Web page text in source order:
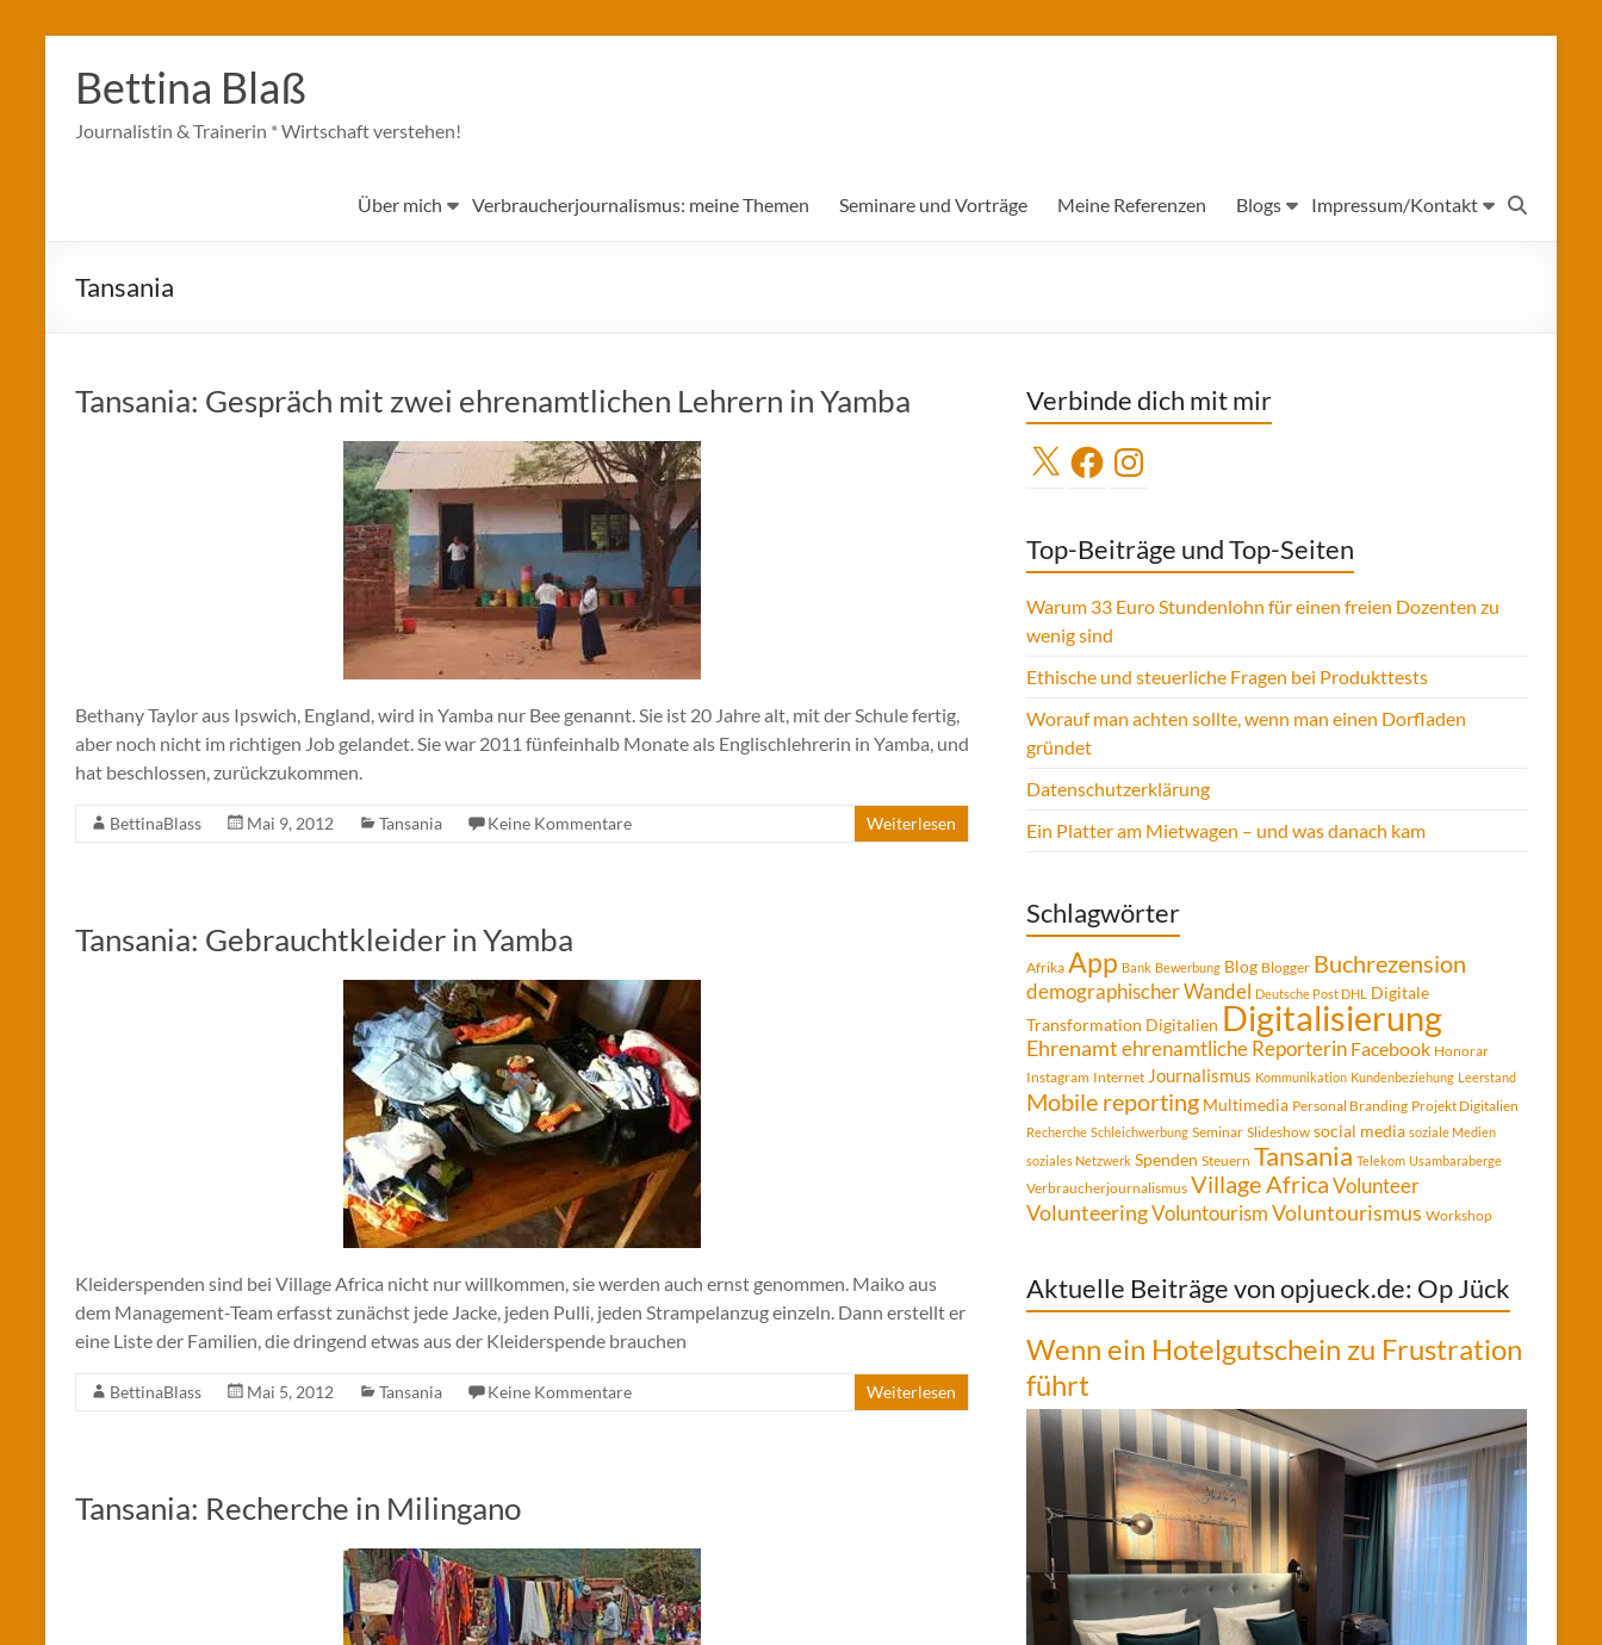
Inhalt
springen
Bettina Blaß
Journalistin & Trainerin * Wirtschaft verstehen!
Über mich Verbraucherjournalismus: meine Themen Seminare und Vorträge Meine Referenzen Blogs Impressum/Kontakt
Tansania
Tansania: Gespräch mit zwei ehrenamtlichen Lehrern in Yamba
Bethany Taylor aus Ipswich, England, wird in Yamba nur Bee genannt. Sie ist 20 Jahre alt, mit der Schule fertig,
aber noch nicht im richtigen Job gelandet. Sie war 2011 fünfeinhalb Monate als Englischlehrerin in Yamba, und
hat beschlossen, zurückzukommen.
BettinaBlass Mai 9, 2012 Tansania Keine Kommentare Weiterlesen
Tansania: Gebrauchtkleider in Yamba
Kleiderspenden sind bei Village Africa nicht nur willkommen, sie werden auch ernst genommen. Maiko aus
dem Management-Team erfasst zunächst jede Jacke, jeden Pulli, jeden Strampelanzug einzeln. Dann erstellt er
eine Liste der Familien, die dringend etwas aus der Kleiderspende brauchen
BettinaBlass Mai 5, 2012 Tansania Keine Kommentare Weiterlesen
Tansania: Recherche in Milingano
Verbinde dich mit mir
X FacebookInstagram
Top-Beiträge und Top-Seiten
Warum 33 Euro Stundenlohn für einen freien Dozenten zu
wenig sind
Ethische und steuerliche Fragen bei Produkttests
Worauf man achten sollte, wenn man einen Dorfladen
gründet
Datenschutzerklärung
Ein Platter am Mietwagen – und was danach kam
Schlagwörter
Afrika App Bank Bewerbung Blog Blogger Buchrezension
demographischer Wandel Deutsche Post DHL
Digitale
Transformation Digitalien Digitalisierung
Ehrenamtehrenamtliche Reporterin Facebook Honorar
Instagram Internet Journalismus Kommunikation Kundenbeziehung Leerstand
Mobile reporting Multimedia Personal Branding Projekt Digitalien
Recherche Schleichwerbung Seminar Slideshow social media soziale Medien
soziales Netzwerk Spenden Steuern Tansania Telekom Usambaraberge
Verbraucherjournalismus Village AfricaVolunteer
VolunteeringVoluntourismVoluntourismus Workshop
Aktuelle Beiträge von opjueck.de: Op Jück
Wenn ein Hotelgutschein zu Frustration
führt